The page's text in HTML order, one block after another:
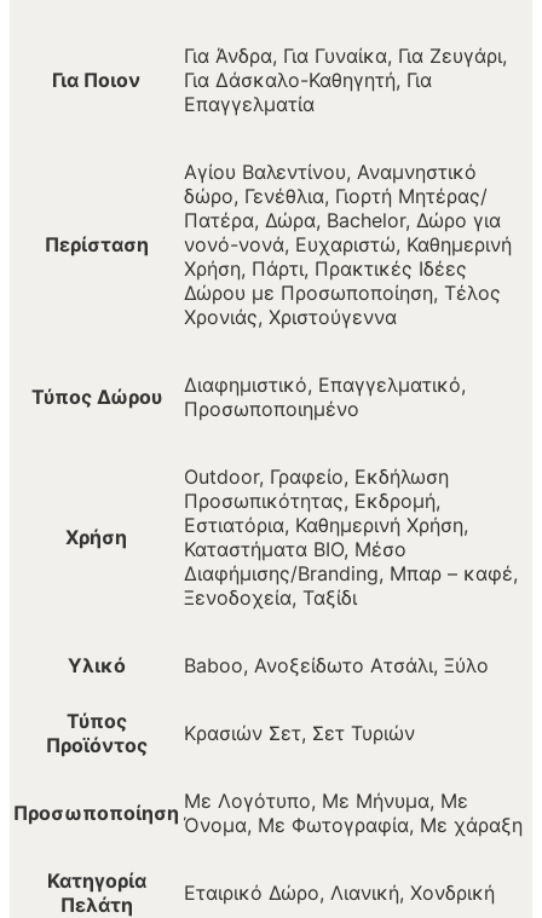
Για Ποιον
Για Άνδρα, Για Γυναίκα, Για Ζευγάρι,
Για Δάσκαλο-Καθηγητή, Για
Επαγγελματία
Περίσταση
Αγίου Βαλεντίνου, Αναμνηστικό
δώρο, Γενέθλια, Γιορτή Μητέρας/
Πατέρα, Δώρα, Bachelor, Δώρο για
νονό-νονά, Ευχαριστώ, Καθημερινή
Χρήση, Πάρτι, Πρακτικές Ιδέες
Δώρου με Προσωποποίηση, Τέλος
Χρονιάς, Χριστούγεννα
Τύπος Δώρου
Διαφημιστικό, Επαγγελματικό,
Προσωποποιημένο
Χρήση
Outdoor, Γραφείο, Εκδήλωση
Προσωπικότητας, Εκδρομή,
Εστιατόρια, Καθημερινή Χρήση,
Καταστήματα BIO, Μέσο
Διαφήμισης/Branding, Μπαρ – καφέ,
Ξενοδοχεία, Ταξίδι
Υλικό Baboo, Ανοξείδωτο Ατσάλι, Ξύλο
Τύπος
Προϊόντος
Κρασιών Σετ, Σετ Τυριών
Προσωποποίηση Με Λογότυπο, Με Μήνυμα, Με
Όνομα, Με Φωτογραφία, Με χάραξη
Κατηγορία
Πελάτη
Εταιρικό Δώρο, Λιανική, Χονδρική